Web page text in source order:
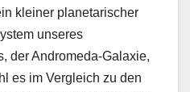
kleiner planetarischer
unseres
der Andromeda-Galaxie,
es im Vergleich zu den